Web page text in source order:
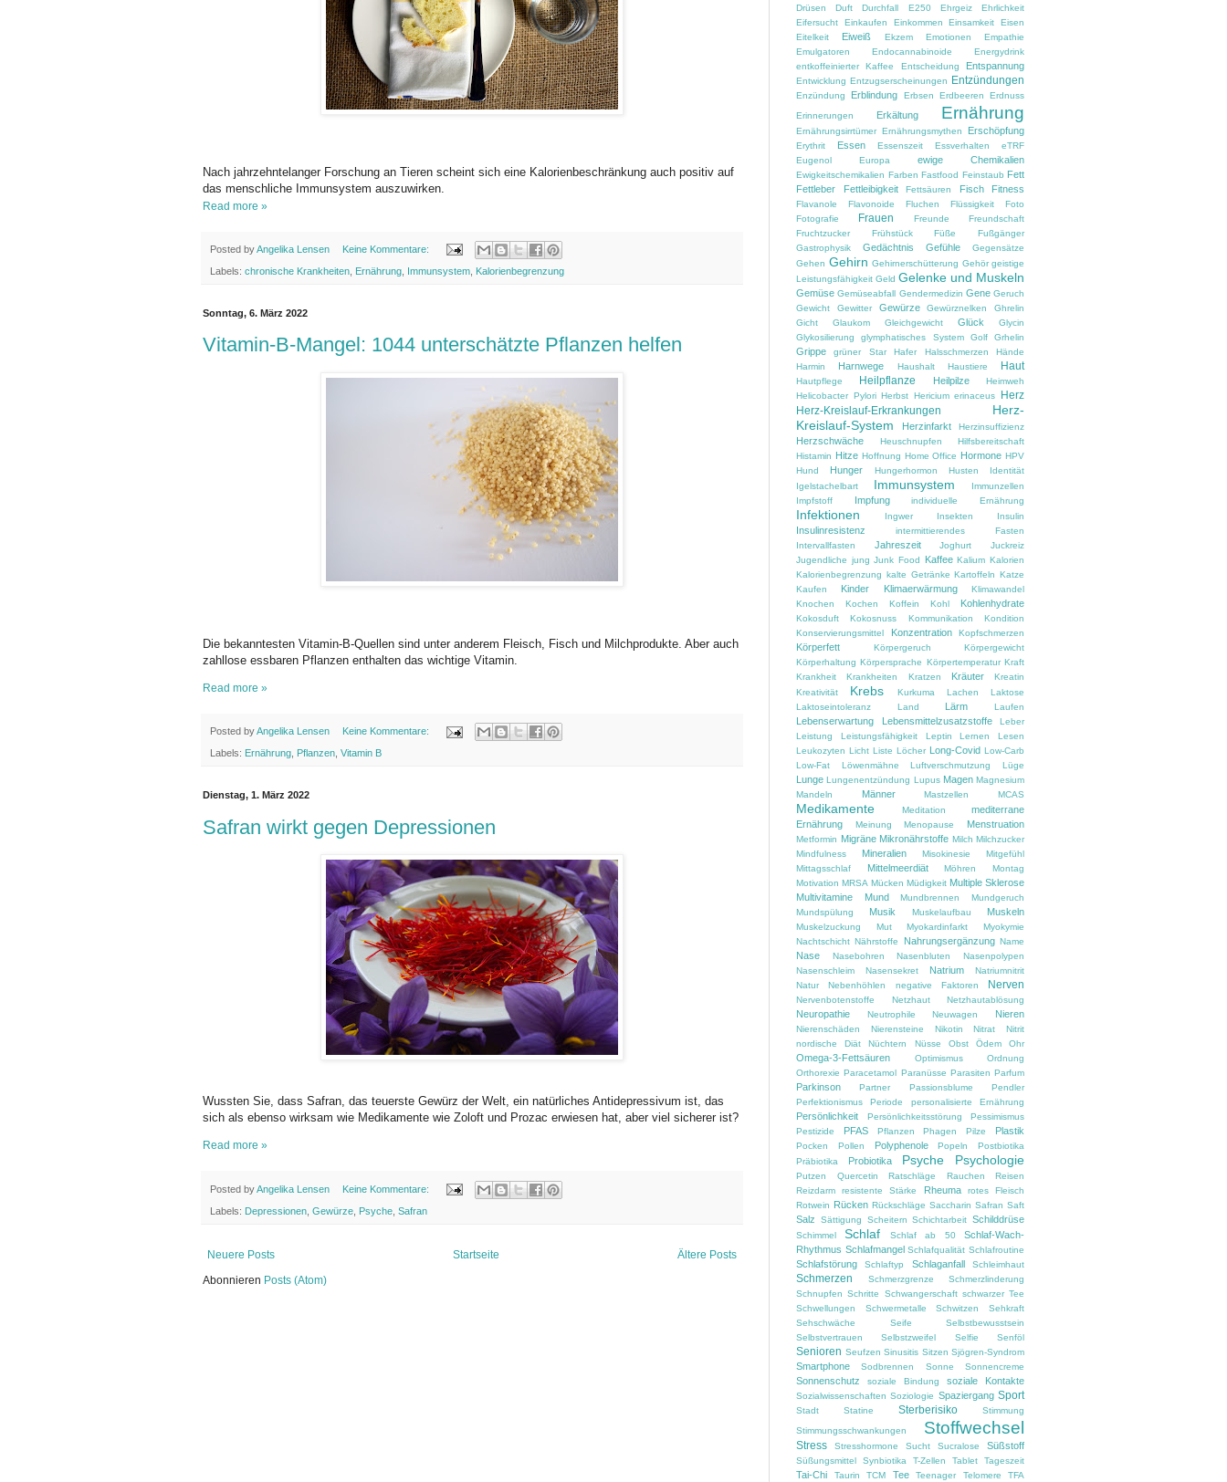
Nach jahrzehntelanger Forschung an Tieren scheint sich eine Kalorienbeschränkung auch positiv auf
das menschliche Immunsystem auszuwirken.
Read more »
Posted byAngelika Lensen Keine Kommentare:
Labels: chronische Krankheiten Ernährung Immunsystem Kalorienbegrenzung
Sonntag, 6. März 2022
Vitamin-B-Mangel: 1044 unterschätzte Pflanzen helfen
Die bekanntesten Vitamin-B-Quellen sind unter anderem Fleisch, Fisch und Milchprodukte. Aber auch
zahllose essbaren Pflanzen enthalten das wichtige Vitamin.
Read more »
Posted byAngelika Lensen Keine Kommentare:
Labels: Ernährung, Pflanzen, Vitamin B
Dienstag, 1. März 2022
Safran wirkt gegen Depressionen
Wussten Sie, dass Safran, das teuerste Gewürz der Welt, ein natürliches Antidepressivum ist, das
sich als ebenso wirksam wie Medikamente wie Zoloft und Prozac erwiesen hat, aber viel sicherer ist?
Read more »
Posted byAngelika Lensen Keine Kommentare:
Labels: Depressionen Gewürze Psyche Safran
Neuere Posts Ältere Posts
Startseite
Abonnieren Posts (Atom)
Drüsen
Duft Durchfall E250 Ehrgeiz
Ehrlichkeit
Eifersucht
Einkaufen Einkommen Einsamkeit
Eisen
Eitelkeit
Eiweiß Ekzem Emotionen
Empathie
Emulgatoren
Endocannabinoide
Energydrink
entkoffeinierter Kaffee
Entscheidung Entspannung
Entwicklung Entzugserscheinungen Entzündungen
Enzündung Erblindung Erbsen Erdbeeren
Erdnuss
Erinnerungen
Erkältung Ernährung
Ernährungsirrtümer Ernährungsmythen Erschöpfung
Erythrit Essen Essenszeit Essverhalten
eTRF
Eugenol
Europa ewige Chemikalien
Ewigkeitschemikalien Farben Fastfood Feinstaub Fett
Fettleber
Fettleibigkeit Fettsäuren Fisch Fitness
Flavanole Flavonoide Fluchen Flüssigkeit
Foto
Fotografie
Frauen Freunde
Freundschaft
Fruchtzucker
Frühstück Füße
Fußgänger
Gastrophysik
Gedächtnis Gefühle
Gegensätze
Gehen Gehirn Gehirnerschütterung Gehör geistige
Leistungsfähigkeit Geld Gelenke und Muskeln
Gemüse Gemüseabfall Gendermedizin Gene Geruch
Gewicht
Gewitter Gewürze Gewürznelken
Ghrelin
Gicht
Glaukom Gleichgewicht Glück
Glycin
Glykosilierung
glymphatisches System Golf Grhelin
Grippe grüner Star Hafer Halsschmerzen
Hände
Harmin
Harnwege Haushalt Haustiere Haut
Hautpflege Heilpflanze Heilpilze
Heimweh
Helicobacter Pylori Herbst Hericium erinaceus
Herz
Herz-Kreislauf-Erkrankungen
Herz-
Kreislauf-System
Herzinfarkt Herzinsuffizienz
Herzschwäche Heuschnupfen
Hilfsbereitschaft
Histamin Hitze Hoffnung Home Office Hormone HPV
Hund
Hunger Hungerhormon Husten
Identität
Igelstachelbart
Immunsystem
Immunzellen
Impfstoff
Impfung individuelle Ernährung
Infektionen Ingwer Insekten Insulin
Insulinresistenz
intermittierendes Fasten
Intervallfasten
Jahreszeit Joghurt
Juckreiz
Jugendliche jung Junk Food Kaffee Kalium Kalorien
Kalorienbegrenzung kalte Getränke Kartoffeln Katze
Kaufen
Kinder Klimaerwärmung
Klimawandel
Knochen
Kochen Koffein Kohl Kohlenhydrate
Kokosduft Kokosnuss Kommunikation
Kondition
Konservierungsmittel
Konzentration Kopfschmerzen
Körperfett Körpergeruch
Körpergewicht
Körperhaltung Körpersprache Körpertemperatur Kraft
Krankheit
Krankheiten Kratzen Kräuter
Kreatin
Kreativität
Krebs Kurkuma Lachen
Laktose
Laktoseintoleranz
Land Lärm Laufen
Lebenserwartung Lebensmittelzusatzstoffe
Leber
Leistung
Leistungsfähigkeit Leptin Lernen
Lesen
Leukozyten Licht Liste Löcher Long-Covid Low-Carb
Low-Fat
Löwenmähne Luftverschmutzung Lüge
Lunge Lungenentzündung Lupus Magen Magnesium
Mandeln
Männer Mastzellen MCAS
Medikamente Meditation
mediterrane
Ernährung
Meinung Menopause Menstruation
Metformin Migräne Mikronährstoffe Milch Milchzucker
Mindfulness
Mineralien Misokinesie
Mitgefühl
Mittagsschlaf
Mittelmeerdiät Möhren
Montag
Motivation MRSA Mücken Müdigkeit Multiple Sklerose
Multivitamine
Mund Mundbrennen
Mundgeruch
Mundspülung
Musik Muskelaufbau Muskeln
Muskelzuckung Mut Myokardinfarkt
Myokymie
Nachtschicht Nährstoffe Nahrungsergänzung Name
Nase Nasebohren Nasenbluten
Nasenpolypen
Nasenschleim
Nasensekret Natrium
Natriumnitrit
Natur
Nebenhöhlen negative Faktoren Nerven
Nervenbotenstoffe Netzhaut Netzhautablösung
Neuropathie Neutrophile Neuwagen Nieren
Nierenschäden Nierensteine Nikotin Nitrat
Nitrit
nordische Diät
Nüchtern Nüsse Obst Ödem Ohr
Omega-3-Fettsäuren Optimismus
Ordnung
Orthorexie Paracetamol Paranüsse Parasiten Parfum
Parkinson Partner Passionsblume
Pendler
Perfektionismus
Periode personalisierte Ernährung
Persönlichkeit Persönlichkeitsstörung
Pessimismus
Pestizide
PFAS Pflanzen Phagen Pilze Plastik
Pocken Pollen Polyphenole Popeln
Postbiotika
Präbiotika
Probiotika Psyche Psychologie
Putzen Quercetin Ratschläge Rauchen
Reisen
Reizdarm
resistente Stärke Rheuma
rotes Fleisch
Rotwein Rücken Rückschläge Saccharin Safran Saft
Salz Sättigung Scheitern Schichtarbeit Schilddrüse
Schimmel Schlaf Schlaf ab 50
Schlaf-Wach-
Rhythmus Schlafmangel Schlafqualität Schlafroutine
Schlafstörung Schlaftyp Schlaganfall Schleimhaut
Schmerzen Schmerzgrenze
Schmerzlinderung
Schnupfen Schritte Schwangerschaft schwarzer Tee
Schwellungen
Schwermetalle Schwitzen
Sehkraft
Sehschwäche
Seife
Selbstbewusstsein
Selbstvertrauen
Selbstzweifel Selfie Senföl
Senioren Seufzen Sinusitis Sitzen Sjögren-Syndrom
Smartphone Sodbrennen Sonne Sonnencreme
Sonnenschutz soziale Bindung soziale Kontakte
Sozialwissenschaften Soziologie Spaziergang Sport
Stadt Statine Sterberisiko
Stimmung
Stimmungsschwankungen
Stoffwechsel
Stress Stresshormone Sucht Sucralose Süßstoff
Süßungsmittel Synbiotika T-Zellen Tablet Tageszeit
Tai-Chi Taurin TCM Tee Teenager Telomere TFA